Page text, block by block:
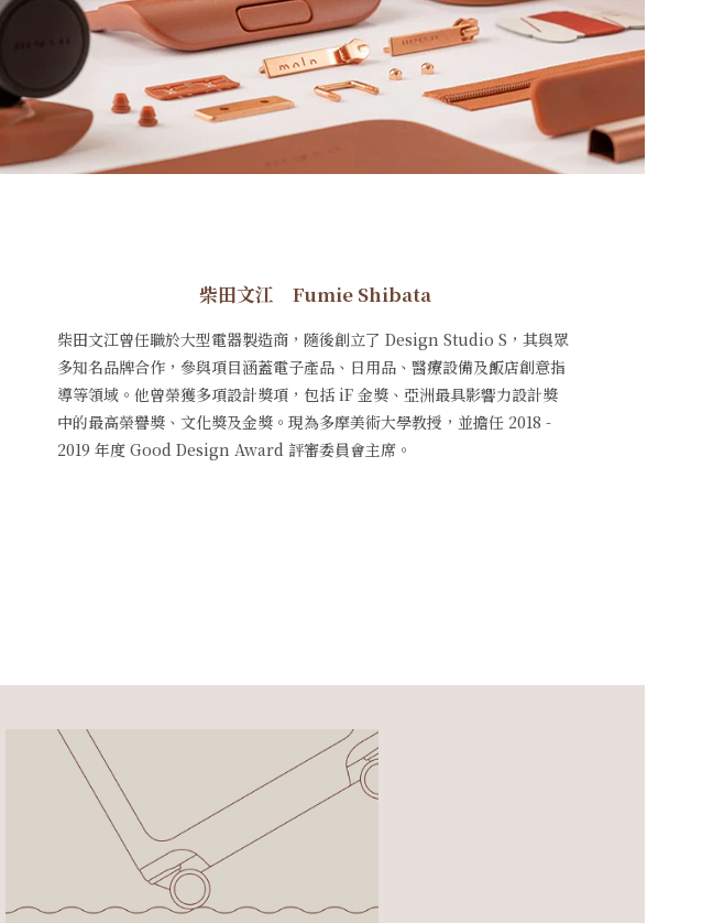
柴田文江 Fumie Shibata
柴田文江曾任職於大型電器製造商，隨後創立了 Design Studio S，其與眾
多知名品牌合作，參與項目涵蓋電子產品、日用品、醫療設備及飯店創意指
導等領域。他曾榮獲多項設計獎項，包括 iF 金獎、亞洲最具影響力設計獎
中的最高榮譽獎、文化獎及金獎。現為多摩美術大學教授，並擔任 2018 -
2019 年度 Good Design Award 評審委員會主席。